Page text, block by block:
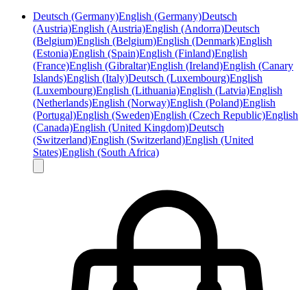
Deutsch (Germany)English (Germany)Deutsch
(Austria)English (Austria)English (Andorra)Deutsch
(Belgium)English (Belgium)English (Denmark)English
(Estonia)English (Spain)English (Finland)English
(France)English (Gibraltar)English (Ireland)English (Canary
Islands)English (Italy)Deutsch (Luxembourg)English
(Luxembourg)English (Lithuania)English (Latvia)English
(Netherlands)English (Norway)English (Poland)English
(Portugal)English (Sweden)English (Czech Republic)English
(Canada)English (United Kingdom)Deutsch
(Switzerland)English (Switzerland)English (United
States)English (South Africa)